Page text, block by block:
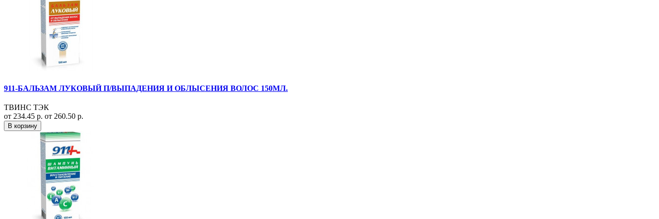
911-БАЛЬЗАМ ЛУКОВЫЙ П/ВЫПАДЕНИЯ И ОБЛЫСЕНИЯ ВОЛОС 150МЛ.
ТВИНС ТЭК
от 234.45 р. от 260.50 р.
В корзину